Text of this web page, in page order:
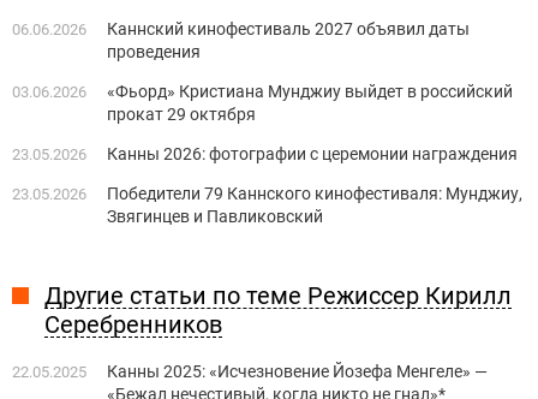
06.06.2026
Каннский кинофестиваль 2027 объявил даты
проведения
03.06.2026
«Фьорд» Кристиана Мунджиу выйдет в российский
прокат 29 октября
23.05.2026 Канны 2026: фотографии с церемонии награждения
23.05.2026
Победители 79 Каннского кинофестиваля: Мунджиу,
Звягинцев и Павликовский
Другие статьи по теме Режиссер Кирилл
Серебренников
22.05.2025
Канны 2025: «Исчезновение Йозефа Менгеле» —
«Бежал нечестивый, когда никто не гнал»*